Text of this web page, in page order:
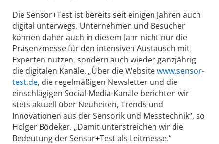
Die Sensor+Test ist bereits seit einigen Jahren auch
digital unterwegs. Unternehmen und Besucher
können daher auch in diesem Jahr nicht nur die
Präsenzmesse für den intensiven Austausch mit
Experten nutzen, sondern auch wieder ganzjährig
die digitalen Kanäle. „Über die Websitewww.sensor-
test.de, die regelmäßigen Newsletter und die
einschlägigen Social-Media-Kanäle berichten wir
stets aktuell über Neuheiten, Trends und
Innovationen aus der Sensorik und Messtechnik“, so
Holger Bödeker. „Damit unterstreichen wir die
Bedeutung der Sensor+Test als Leitmesse.“